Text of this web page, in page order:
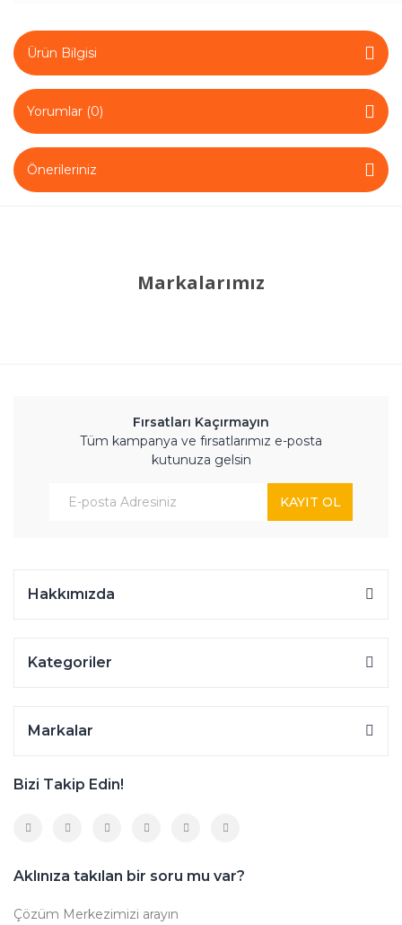
Ürün Bilgisi
Yorumlar (0)
Önerileriniz
Markalarımız
Fırsatları Kaçırmayın
Tüm kampanya ve fırsatlarımız e-posta
kutunuza gelsin
KAYIT OL
Hakkımızda
Kategoriler
Markalar
Bizi Takip Edin!
Aklınıza takılan bir soru mu var?
Çözüm Merkezimizi arayın